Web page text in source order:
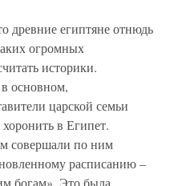
древние египтяне отнюдь
огромных
историки.
основном,
царской семьи
в Египет.
совершали по ним
расписанию –
богам». Это была